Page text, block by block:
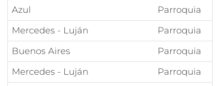
Azul
Parroquia
Mercedes - Luján
Parroquia
Buenos Aires
Parroquia
Mercedes - Luján
Parroquia